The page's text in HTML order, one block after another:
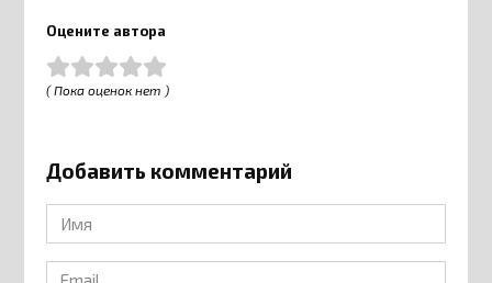
Оцените автора
( Пока оценок нет )
Добавить комментарий
Имя
*
Email